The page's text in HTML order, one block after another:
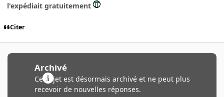
l'expédiait gratuitement
Citer
Archivé
Ce sujet est désormais archivé et ne peut plus
recevoir de nouvelles réponses.